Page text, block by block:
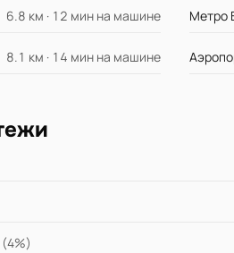
6.8 км · 12 мин на машине Метро
8.1 км · 14 мин на машине
(4%)